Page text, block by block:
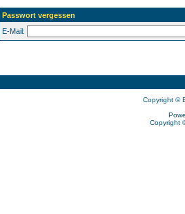
Passwort vergessen
E-Mail:
Copyright ©
Copyright